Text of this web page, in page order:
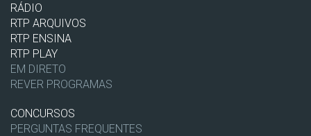
RÁDIO
RTP ARQUIVOS
RTP ENSINA
RTP PLAY
EM DIRETO
REVER PROGRAMAS
CONCURSOS
PERGUNTAS FREQUENTES